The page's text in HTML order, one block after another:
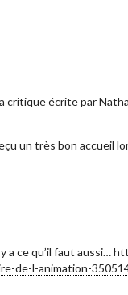
critique écrite par
un très bon accueil
a ce qu’il faut aussi…
de-l-animation-